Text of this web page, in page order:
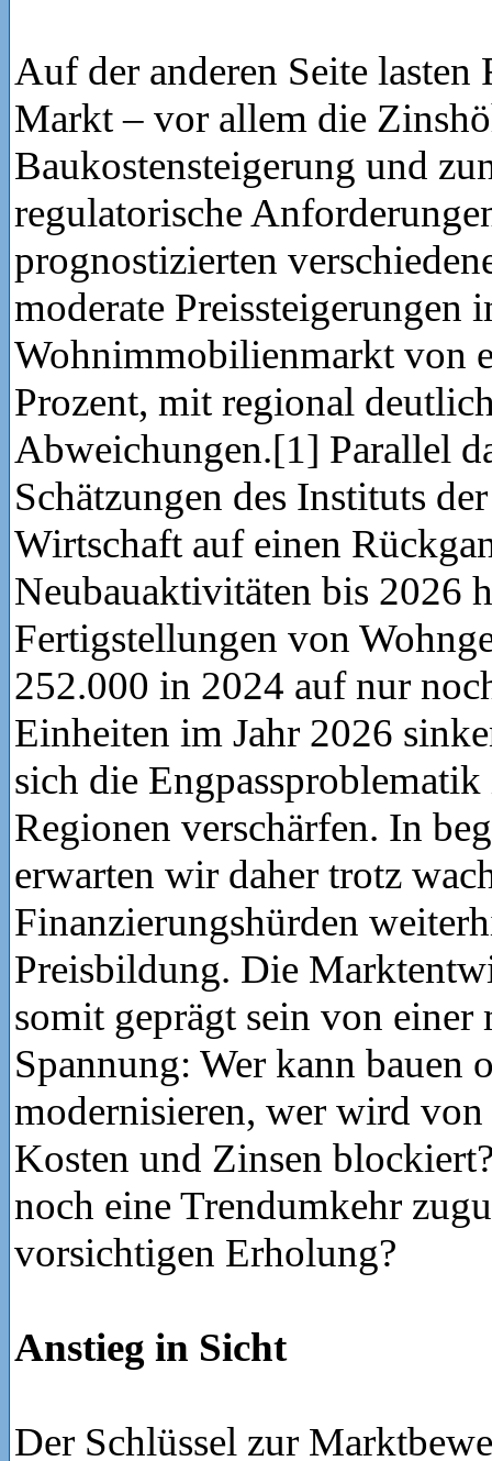
Auf der anderen Seite lasten
Markt – vor allem die
Baukostensteigerung und
regulatorische
prognostizierten
moderate Preissteigerungen
Wohnimmobilienmarkt von
Prozent, mit regional
Abweichungen.[1] Parallel
Schätzungen des Instituts
Wirtschaft auf einen
Neubauaktivitäten bis 2026
Fertigstellungen von
252.000 in 2024 auf nur
Einheiten im Jahr 2026
sich die
Regionen verschärfen. In
erwarten wir daher trotz
Finanzierungshürden
Preisbildung. Die
somit geprägt sein von einer
Spannung: Wer kann bauen
modernisieren, wer wird von
Kosten und Zinsen
noch eine Trendumkehr
vorsichtigen Erholung?
Anstieg in Sicht
Der Schlüssel zur